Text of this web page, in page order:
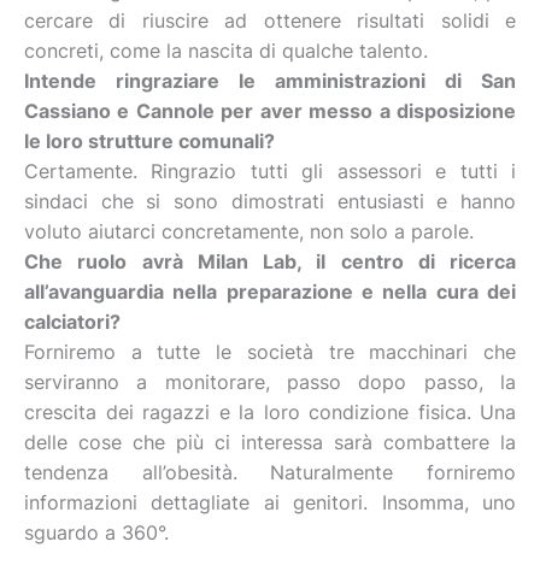
cercare di riuscire ad ottenere risultati solidi e
concreti, come la nascita di qualche talento.
Intende ringraziare le amministrazioni di San
Cassiano e Cannole per aver messo a disposizione
le loro strutture comunali?
Certamente. Ringrazio tutti gli assessori e tutti i
sindaci che si sono dimostrati entusiasti e hanno
voluto aiutarci concretamente, non solo a parole.
Che ruolo avrà Milan Lab, il centro di ricerca
all’avanguardia nella preparazione e nella cura dei
calciatori?
Forniremo a tutte le società tre macchinari che
serviranno a monitorare, passo dopo passo, la
crescita dei ragazzi e la loro condizione fisica. Una
delle cose che più ci interessa sarà combattere la
tendenza all’obesità. Naturalmente forniremo
informazioni dettagliate ai genitori. Insomma, uno
sguardo a 360°.